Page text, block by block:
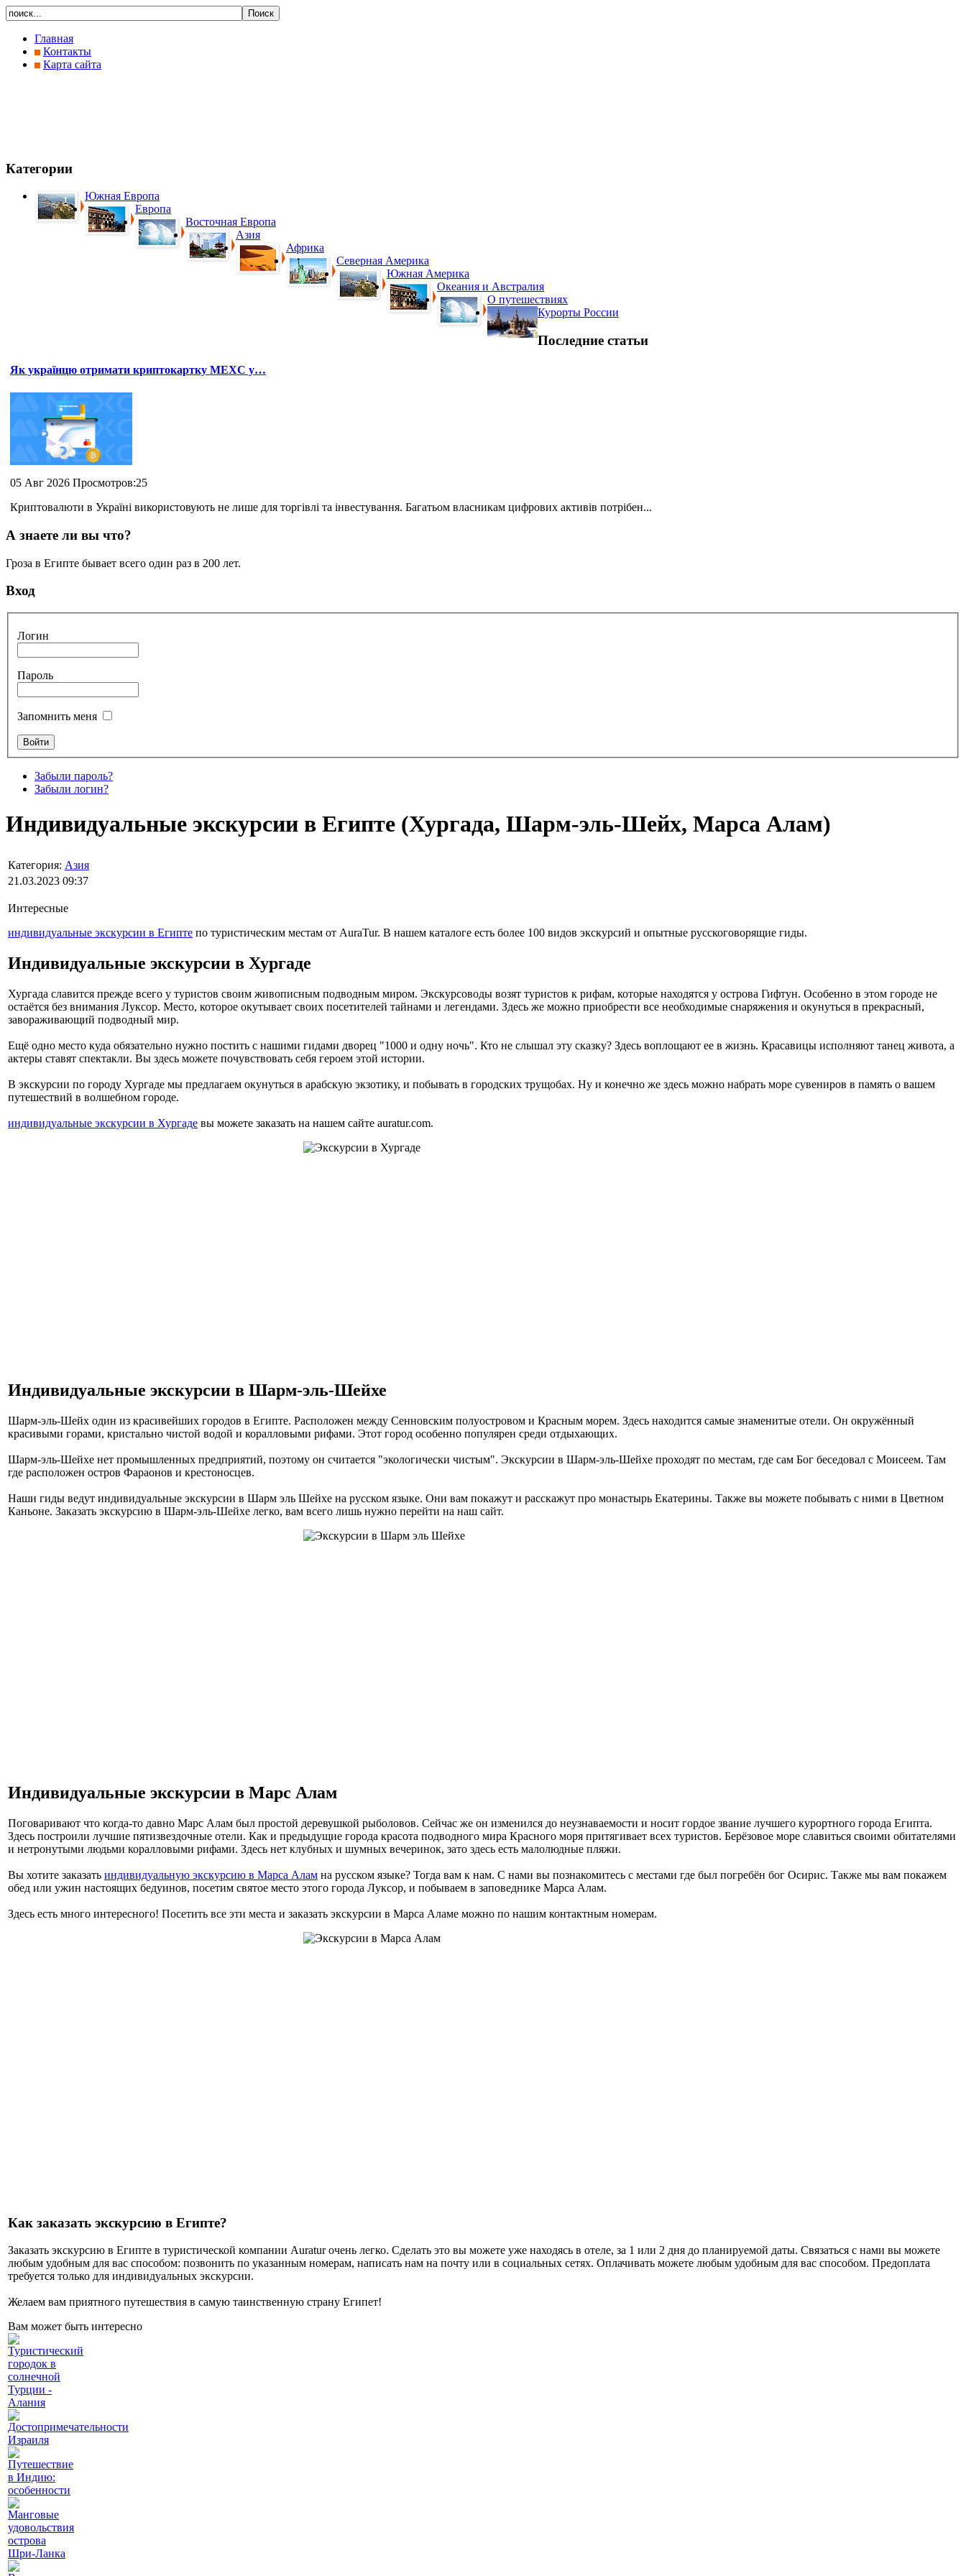
Главная
Контакты
Карта сайта
Категории
Южная Европа
Европа
Восточная Европа
Азия
Африка
Северная Америка
Южная Америка
Океания и Австралия
О путешествиях
Курорты России
Последние статьи
Як українцю отримати криптокартку MEXC у…
05 Авг 2026 Просмотров:25
Криптовалюти в Україні використовують не лише для торгівлі та інвестування. Багатьом власникам цифрових активів потрібен...
А знаете ли вы что?
Гроза в Египте бывает всего один раз в 200 лет.
Вход
Логин
Пароль
Запомнить меня
Забыли пароль?
Забыли логин?
Индивидуальные экскурсии в Египте (Хургада, Шарм-эль-Шейх, Марса Алам)
Категория: Азия
21.03.2023 09:37
Интересные
индивидуальные экскурсии в Египте по туристическим местам от AuraTur. В нашем каталоге есть более 100 видов экскурсий и опытные русскоговорящие гиды.
Индивидуальные экскурсии в Хургаде
Хургада славится прежде всего у туристов своим живописным подводным миром. Экскурсоводы возят туристов к рифам, которые находятся у острова Гифтун. Особенно в этом городе не
остаётся без внимания Луксор. Место, которое окутывает своих посетителей тайнами и легендами. Здесь же можно приобрести все необходимые снаряжения и окунуться в прекрасный,
завораживающий подводный мир.
Ещё одно место куда обязательно нужно постить с нашими гидами дворец "1000 и одну ночь". Кто не слышал эту сказку? Здесь воплощают ее в жизнь. Красавицы исполняют танец живота, а
актеры ставят спектакли. Вы здесь можете почувствовать себя героем этой истории.
В экскурсии по городу Хургаде мы предлагаем окунуться в арабскую экзотику, и побывать в городских трущобах. Ну и конечно же здесь можно набрать море сувениров в память о вашем
путешествий в волшебном городе.
индивидуальные экскурсии в Хургаде вы можете заказать на нашем сайте auratur.com.
Индивидуальные экскурсии в Шарм-эль-Шейхе
Шарм-эль-Шейх один из красивейших городов в Египте. Расположен между Сенновским полуостровом и Красным морем. Здесь находится самые знаменитые отели. Он окружённый
красивыми горами, кристально чистой водой и коралловыми рифами. Этот город особенно популярен среди отдыхающих.
Шарм-эль-Шейхе нет промышленных предприятий, поэтому он считается "экологически чистым". Экскурсии в Шарм-эль-Шейхе проходят по местам, где сам Бог беседовал с Моисеем. Там
где расположен остров Фараонов и крестоносцев.
Наши гиды ведут индивидуальные экскурсии в Шарм эль Шейхе на русском языке. Они вам покажут и расскажут про монастырь Екатерины. Также вы можете побывать с ними в Цветном
Каньоне. Заказать экскурсию в Шарм-эль-Шейхе легко, вам всего лишь нужно перейти на наш сайт.
Индивидуальные экскурсии в Марс Алам
Поговаривают что когда-то давно Марс Алам был простой деревушкой рыболовов. Сейчас же он изменился до неузнаваемости и носит гордое звание лучшего курортного города Египта.
Здесь построили лучшие пятизвездочные отели. Как и предыдущие города красота подводного мира Красного моря притягивает всех туристов. Берёзовое море славиться своими обитателями
и нетронутыми людьми коралловыми рифами. Здесь нет клубных и шумных вечеринок, зато здесь есть малолюдные пляжи.
Вы хотите заказать индивидуальную экскурсию в Марса Алам на русском языке? Тогда вам к нам. С нами вы познакомитесь с местами где был погребён бог Осирис. Также мы вам покажем
обед или ужин настоящих бедуинов, посетим святое место этого города Луксор, и побываем в заповеднике Марса Алам.
Здесь есть много интересного! Посетить все эти места и заказать экскурсии в Марса Аламе можно по нашим контактным номерам.
Как заказать экскурсию в Египте?
Заказать экскурсию в Египте в туристической компании Auratur очень легко. Сделать это вы можете уже находясь в отеле, за 1 или 2 дня до планируемой даты. Связаться с нами вы можете
любым удобным для вас способом: позвонить по указанным номерам, написать нам на почту или в социальных сетях. Оплачивать можете любым удобным для вас способом. Предоплата
требуется только для индивидуальных экскурсии.
Желаем вам приятного путешествия в самую таинственную страну Египет!
Вам может быть интересно
Туристический
городок в
солнечной
Турции -
Алания
Достопримечательности
Израиля
Путешествие
в Индию:
особенности
Манговые
удовольствия
острова
Шри-Ланка